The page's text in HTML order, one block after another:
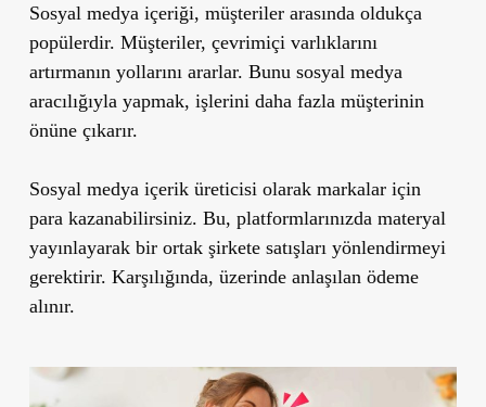
Sosyal medya içeriği, müşteriler arasında oldukça
popülerdir. Müşteriler, çevrimiçi varlıklarını
artırmanın yollarını ararlar. Bunu sosyal medya
aracılığıyla yapmak, işlerini daha fazla müşterinin
önüne çıkarır.
Sosyal medya içerik üreticisi olarak markalar için
para kazanabilirsiniz. Bu, platformlarınızda materyal
yayınlayarak bir ortak şirkete satışları yönlendirmeyi
gerektirir. Karşılığında, üzerinde anlaşılan ödeme
alınır.